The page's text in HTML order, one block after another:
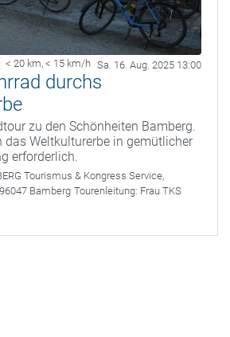
< 20 km, < 15 km/h Sa. 16. Aug. 2025 13:00
durchs
zu den Schönheiten Bamberg.
das Weltkulturerbe in gemütlicher
erforderlich.
Tourismus & Kongress Service,
Bamberg Tourenleitung: Frau TKS